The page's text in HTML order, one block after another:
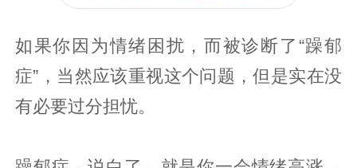
如果你因为情绪困扰，而被诊断了“躁郁
症”，当然应该重视这个问题，但是实在没
有必要过分担忧。